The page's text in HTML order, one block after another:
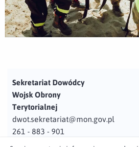
Sekretariat Dowódcy
Wojsk Obrony
Terytorialnej
dwot.sekretariat@mon.gov.pl
261 - 883 - 901